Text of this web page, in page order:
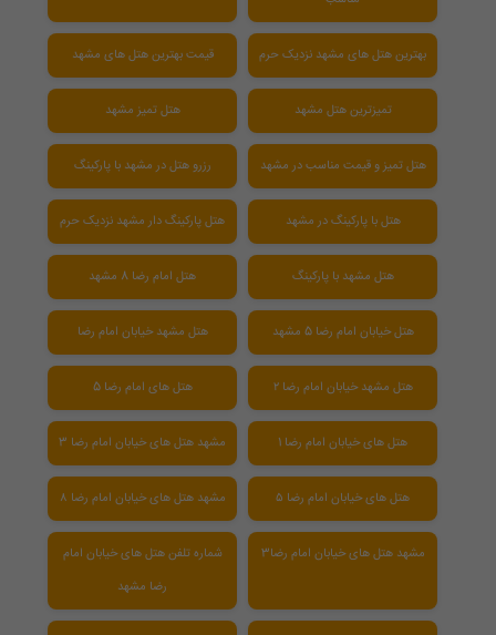
بهترین هتل های مشهد نزدیک حرم قیمت بهترین هتل های مشهد
تمیزترین هتل مشهد هتل تمیز مشهد
هتل تمیز و قیمت مناسب در مشهد رزرو هتل در مشهد با پارکینگ
هتل با پارکینگ در مشهد هتل پارکینگ دار مشهد نزدیک حرم
هتل مشهد با پارکینگ هتل امام رضا 8 مشهد
هتل خیابان امام رضا 5 مشهد هتل مشهد خیابان امام رضا
هتل مشهد خیابان امام رضا ۲ هتل های امام رضا 5
هتل های خیابان امام رضا 1 مشهد هتل های خیابان امام رضا 3
هتل های خیابان امام رضا ۵ مشهد هتل های خیابان امام رضا ۸
مشهد هتل های خیابان امام رضا3
شماره تلفن هتل های خیابان امام
رضا مشهد